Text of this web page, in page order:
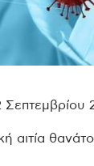
Σεπτεμβρίου
αιτία